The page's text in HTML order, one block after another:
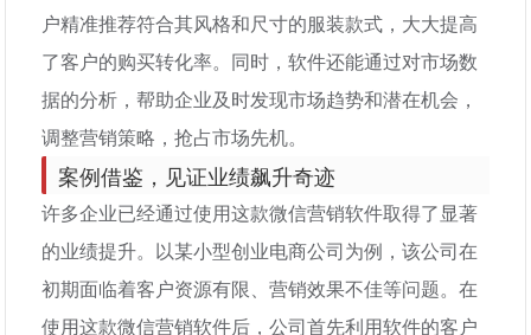
户精准推荐符合其风格和尺寸的服装款式，大大提高
了客户的购买转化率。同时，软件还能通过对市场数
据的分析，帮助企业及时发现市场趋势和潜在机会，
调整营销策略，抢占市场先机。
案例借鉴，见证业绩飙升奇迹
许多企业已经通过使用这款微信营销软件取得了显著
的业绩提升。以某小型创业电商公司为例，该公司在
初期面临着客户资源有限、营销效果不佳等问题。在
使用这款微信营销软件后，公司首先利用软件的客户